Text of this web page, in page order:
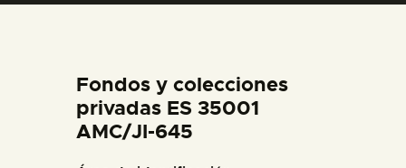
DIDÁCTICA
ESPAÑOL
Fondos y colecciones
privadas ES 35001
AMC/JI-645